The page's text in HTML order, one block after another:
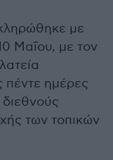
με
Μαΐου, με τον
πέντε ημέρες
των τοπικών